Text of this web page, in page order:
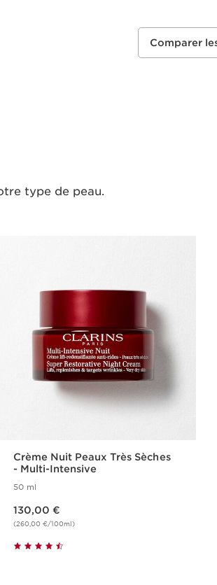
Comparer
type de peau.
Crème Nuit Peaux Très Sèches
- Multi-Intensive
50 ml
130,00 €
(260,00 €/100ml)